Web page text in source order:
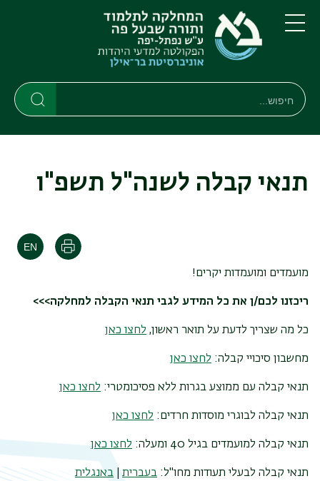
דילוג
לתוכן
העיקרי
דילוג
לתפריט
ניווט
ראשי
תפריט
חיפוש
חיפוש
תנאי קבלה לשנה"ל תשפ"ו
הדפסה
מועמדים ומועמדות יקרים!
ריכזנו לכם/ן את כל המידע לגבי תנאי הקבלה למחלקה>>>
כל מה שצריך לדעת על תואר ראשון, לחצו כאן
מחשבון סיכויי קבלה: לחצו כאן
תנאי קבלה עם ממוצע בגרות ללא פסיכומטרי: לחצו כאן
תנאי קבלה לבוגרי מוסדות חרדים: לחצו כאן
תנאי קבלה למועמדים בגיל 40 ומעלה: לחצו כאן
תנאי קבלה לבעלי תעודות מחו"ל: בעברית באנגלית